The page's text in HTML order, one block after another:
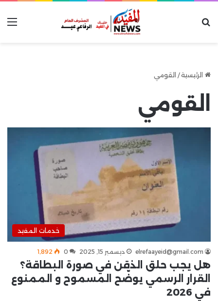
الرئيسية/ القومي
القومي
خدمات المفيد
elrefaayeid@gmail.com ديسمبر 15, 2025 0 1٬892
هل يجب حلق الذقن في صورة البطاقة؟
القرار الرسمي يوضّح المسموح و الممنوع
في 2026